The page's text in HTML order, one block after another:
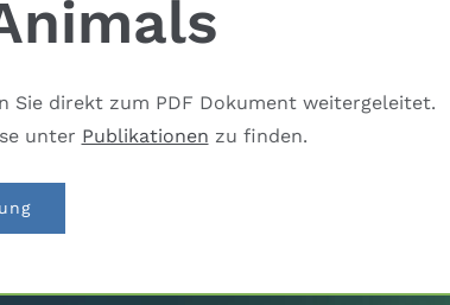
Sie direkt zum PDF Dokument weitergeleitet.
unter Publikationen zu finden.